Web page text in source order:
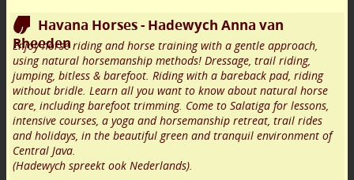
Havana Horses - Hadewych Anna van
Rheeden
Enjoy horse riding and horse training with a gentle approach,
using natural horsemanship methods! Dressage, trail riding,
jumping, bitless & barefoot. Riding with a bareback pad, riding
without bridle. Learn all you want to know about natural horse
care, including barefoot trimming. Come to Salatiga for lessons,
intensive courses, a yoga and horsemanship retreat, trail rides
and holidays, in the beautiful green and tranquil environment of
Central Java.
(Hadewych spreekt ook Nederlands).